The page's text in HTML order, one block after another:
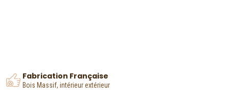
Fabrication Française
Bois Massif, intérieur extérieur